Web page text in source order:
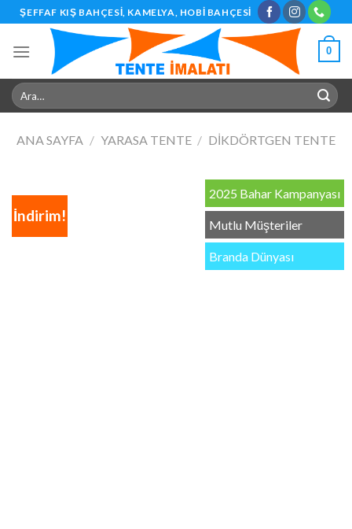
Skip
to
content
ŞEFFAF KIŞ BAHÇESI, KAMELYA, HOBI BAHÇESI
0
Ara:
ANA SAYFA / YARASA TENTE / DIKDÖRTGEN TENTE
2025 Bahar Kampanyası
Mutlu Müşteriler
Branda Dünyası
İndirim!